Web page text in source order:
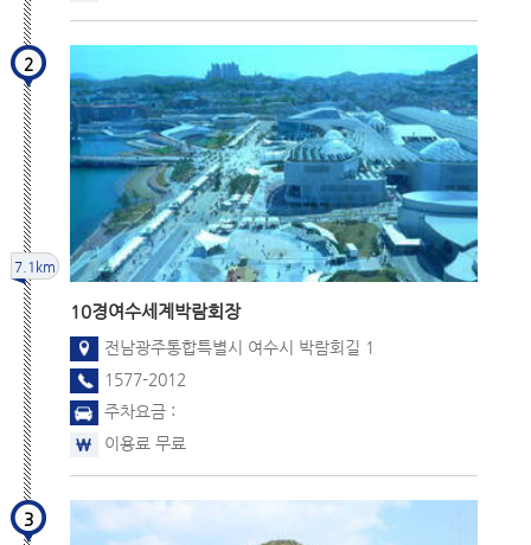
2
10경여수세계박람회장
전남광주통합특별시 여수시 박람회길 1
1577-2012
주차요금 :
이용료 무료
7.1km
3